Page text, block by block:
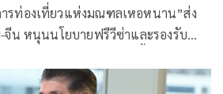
ารท่องเที่ยวแห่งมณฑลเหอหนาน”ส่ง
-จีน หนุนนโยบายฟรีวีซ่าและรองรับ